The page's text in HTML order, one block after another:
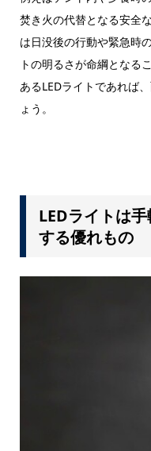
焚き火の代替となる安全
は日没後の行動や緊急時
トの明るさが命綱となる
あるLEDライトであれば
ょう。
LEDライトは
する優れもの